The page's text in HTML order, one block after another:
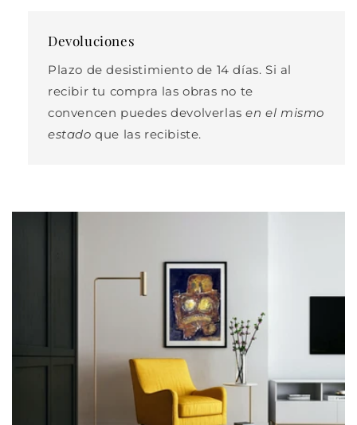
Devoluciones
Plazo de desistimiento de 14 días. Si al
recibir tu compra las obras no te
convencen puedes devolverlasen el mismo
estado que las recibiste.